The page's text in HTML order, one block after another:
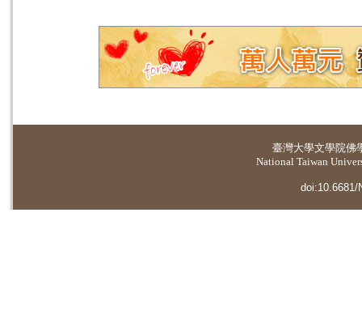
臺灣大學文學院佛
National Taiwan
doi:10.6681/